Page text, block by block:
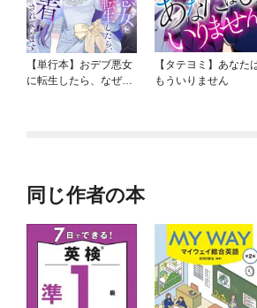
【単行本】おデブ悪女
に転生したら、なぜか
【タテヨミ】あなた
もういりません
同じ作者の本